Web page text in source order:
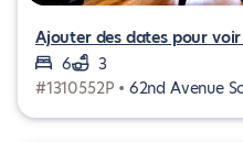
Ajouter des dates pour
6
3
#1310552P • 62nd Avenue